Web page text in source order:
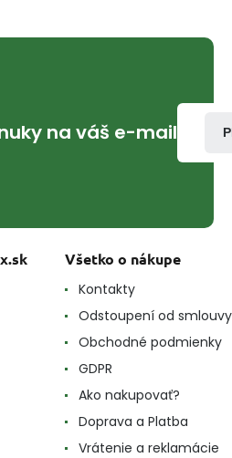
na váš e-mail
Všetko o nákupe
Kontakty
Odstoupení od smlouvy
Obchodné podmienky
GDPR
Ako nakupovať?
Doprava a Platba
Vrátenie a reklamácie